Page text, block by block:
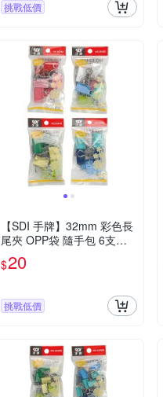
挑戰低價
【SDI 手牌】32mm 彩色長
尾夾 OPP袋 隨手包 6支入
顏色隨機 / 袋 0244D
$20
挑戰低價